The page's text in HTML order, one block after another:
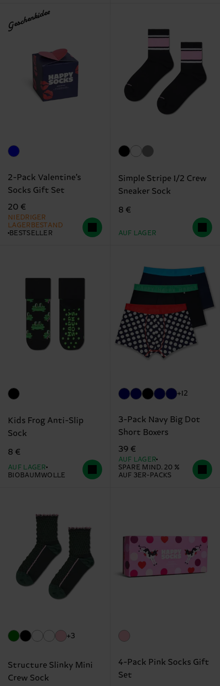
Geschenkidee
2-Pack Valentine’s
Socks Gift Set
20 €
NIEDRIGER
LAGERBESTAND
BESTSELLER
Simple Stripe 1/2 Crew
Sneaker Sock
8 €
AUF LAGER
Kids Frog Anti-Slip
Sock
8 €
AUF LAGER
BIOBAUMWOLLE
+12
3-Pack Navy Big Dot
Short Boxers
39 €
AUF LAGER
SPARE MIND. 20 %
AUF 3ER-PACKS
+3
Structure Slinky Mini
Crew Sock
4-Pack Pink Socks Gift
Set